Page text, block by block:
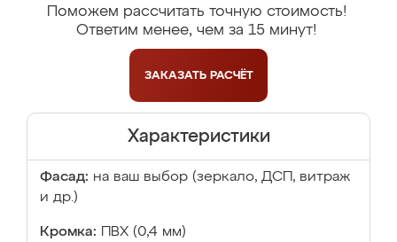
Поможем рассчитать точную стоимость!
Ответим менее, чем за 15 минут!
ЗАКАЗАТЬ РАСЧЁТ
Характеристики
Фасад: на ваш выбор (зеркало, ДСП, витраж
и др.)
Кромка: ПВХ (0,4 мм)